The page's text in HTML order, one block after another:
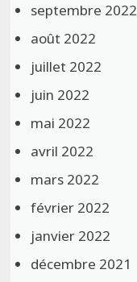
septembre 2022
août 2022
juillet 2022
juin 2022
mai 2022
avril 2022
mars 2022
février 2022
janvier 2022
décembre 2021